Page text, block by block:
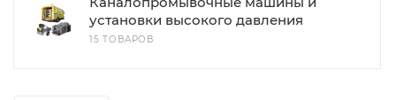
установки высокого давления
15 ТОВАРОВ